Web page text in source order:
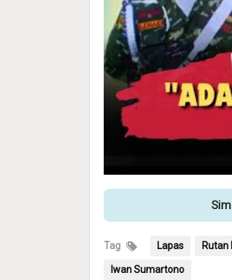
Tag Lapas Rutan
Iwan Sumartono